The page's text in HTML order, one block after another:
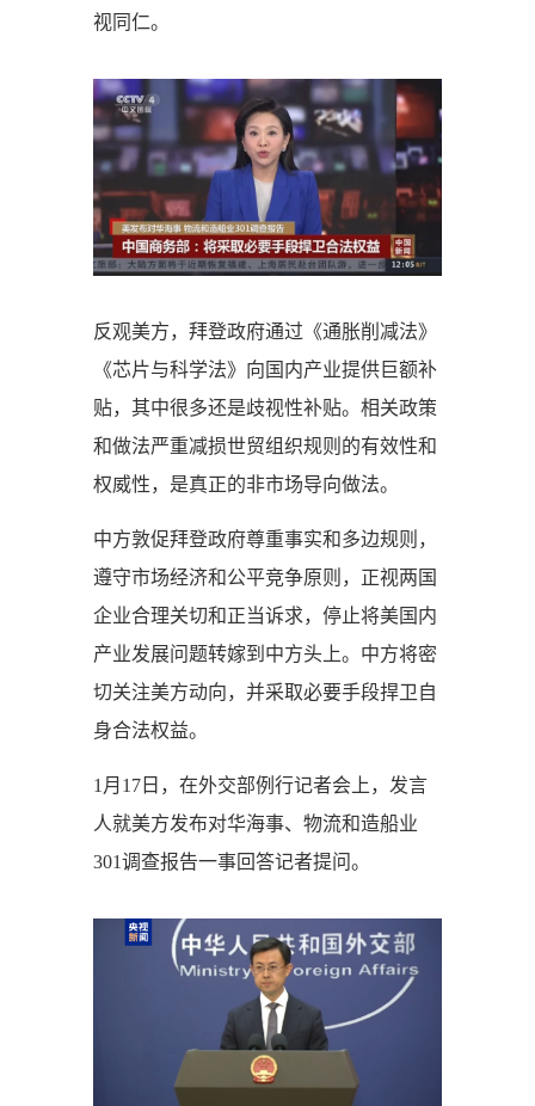
视同仁。
反观美方，拜登政府通过《通胀削减法》
《芯片与科学法》向国内产业提供巨额补
贴，其中很多还是歧视性补贴。相关政策
和做法严重减损世贸组织规则的有效性和
权威性，是真正的非市场导向做法。
中方敦促拜登政府尊重事实和多边规则，
遵守市场经济和公平竞争原则，正视两国
企业合理关切和正当诉求，停止将美国内
产业发展问题转嫁到中方头上。中方将密
切关注美方动向，并采取必要手段捍卫自
身合法权益。
1月17日，在外交部例行记者会上，发言
人就美方发布对华海事、物流和造船业
301调查报告一事回答记者提问。